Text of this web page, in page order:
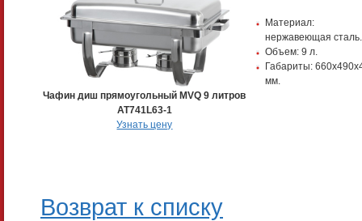
Материал:
нержавеющая сталь.
Объем: 9 л.
Габариты:
мм.
Чафин диш прямоугольный MVQ 9 литров
AT741L63-1
Узнать цену
Возврат к списку